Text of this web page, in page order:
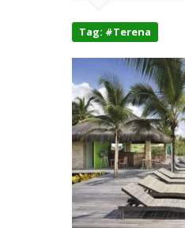
Tag: #Terena